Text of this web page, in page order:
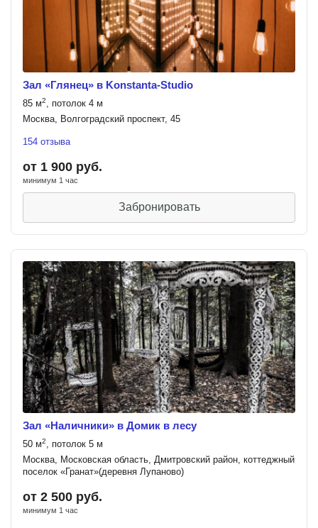
Зал «Глянец» в Konstanta-Studio
85 м2, потолок 4 м
Москва, Волгоградский проспект, 45
154 отзыва
от 1 900 руб.
минимум 1 час
Забронировать
Зал «Наличники» в Домик в лесу
50 м2, потолок 5 м
Москва, Московская область, Дмитровский район, коттеджный
поселок «Гранат»(деревня Лупаново)
от 2 500 руб.
минимум 1 час